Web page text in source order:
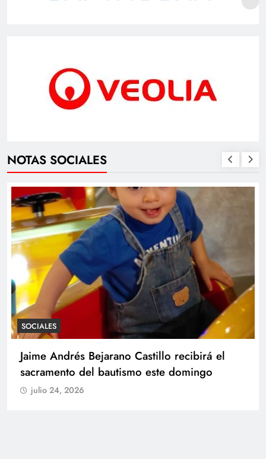
NOTAS SOCIALES
SOCIALES
Con amor y alegría celebran el cumpleaños
de Juan
julio 24, 2026